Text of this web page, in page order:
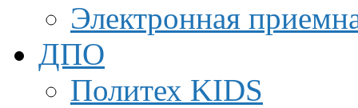
Электронная
ДПО
Политех KIDS